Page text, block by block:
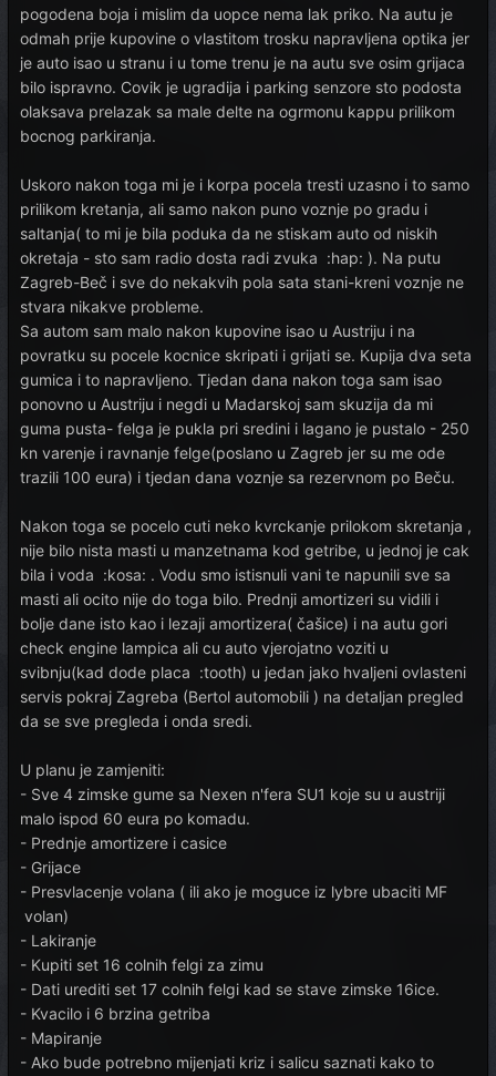
pogodena boja i mislim da uopce nema lak priko. Na autu je
odmah prije kupovine o vlastitom trosku napravljena optika jer
je auto isao u stranu i u tome trenu je na autu sve osim grijaca
bilo ispravno. Covik je ugradija i parking senzore sto podosta
olaksava prelazak sa male delte na ogrmonu kappu prilikom
bocnog parkiranja.
Uskoro nakon toga mi je i korpa pocela tresti uzasno i to samo
prilikom kretanja, ali samo nakon puno voznje po gradu i
saltanja( to mi je bila poduka da ne stiskam auto od niskih
okretaja - sto sam radio dosta radi zvuka :hap: ). Na putu
Zagreb-Beč i sve do nekakvih pola sata stani-kreni voznje ne
stvara nikakve probleme.
Sa autom sam malo nakon kupovine isao u Austriju i na
povratku su pocele kocnice skripati i grijati se. Kupija dva seta
gumica i to napravljeno. Tjedan dana nakon toga sam isao
ponovno u Austriju i negdi u Madarskoj sam skuzija da mi
guma pusta- felga je pukla pri sredini i lagano je pustalo - 250
kn varenje i ravnanje felge(poslano u Zagreb jer su me ode
trazili 100 eura) i tjedan dana voznje sa rezervnom po Beču.
Nakon toga se pocelo cuti neko kvrckanje prilokom skretanja ,
nije bilo nista masti u manzetnama kod getribe, u jednoj je cak
bila i voda :kosa: . Vodu smo istisnuli vani te napunili sve sa
masti ali ocito nije do toga bilo. Prednji amortizeri su vidili i
bolje dane isto kao i lezaji amortizera( čašice) i na autu gori
check engine lampica ali cu auto vjerojatno voziti u
svibnju(kad dode placa :tooth) u jedan jako hvaljeni ovlasteni
servis pokraj Zagreba (Bertol automobili ) na detaljan pregled
da se sve pregleda i onda sredi.
U planu je zamjeniti:
- Sve 4 zimske gume sa Nexen n'fera SU1 koje su u austriji
malo ispod 60 eura po komadu.
- Prednje amortizere i casice
- Grijace
- Presvlacenje volana ( ili ako je moguce iz lybre ubaciti MF
volan)
- Lakiranje
- Kupiti set 16 colnih felgi za zimu
- Dati urediti set 17 colnih felgi kad se stave zimske 16ice.
- Kvacilo i 6 brzina getriba
- Mapiranje
- Ako bude potrebno mijenjati kriz i salicu saznati kako to